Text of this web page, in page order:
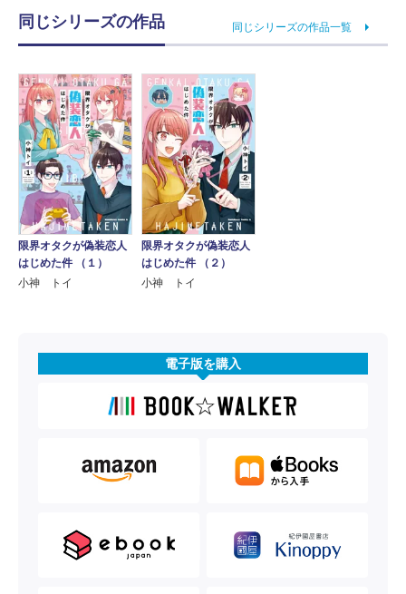
同じシリーズの作品 同じシリーズの作品一覧
限界オタクが偽装恋人
はじめた件 （１）
小神 トイ
限界オタクが偽装恋人
はじめた件 （２）
小神 トイ
電子版を購入